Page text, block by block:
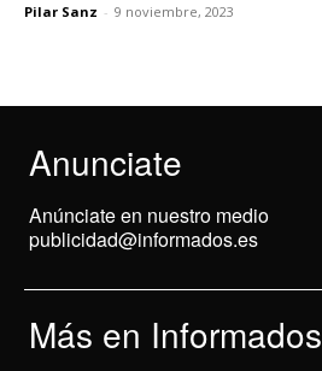
Pilar Sanz - 9 noviembre, 2023
Anunciate
Anúnciate en nuestro medio
publicidad@informados.es
Más en Informados